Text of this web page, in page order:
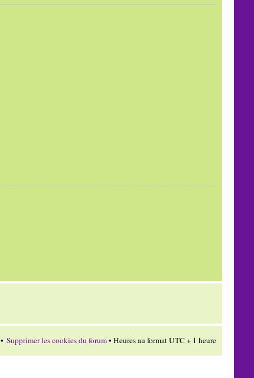
• Supprimer les cookies du forum• Heures au format UTC + 1 heure